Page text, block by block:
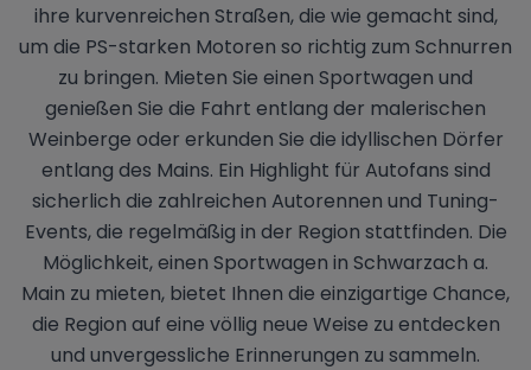
ihre kurvenreichen Straßen, die wie gemacht sind,
um die PS-starken Motoren so richtig zum Schnurren
zu bringen. Mieten Sie einen Sportwagen und
genießen Sie die Fahrt entlang der malerischen
Weinberge oder erkunden Sie die idyllischen Dörfer
entlang des Mains. Ein Highlight für Autofans sind
sicherlich die zahlreichen Autorennen und Tuning-
Events, die regelmäßig in der Region stattfinden. Die
Möglichkeit, einen Sportwagen in Schwarzach a.
Main zu mieten, bietet Ihnen die einzigartige Chance,
die Region auf eine völlig neue Weise zu entdecken
und unvergessliche Erinnerungen zu sammeln.